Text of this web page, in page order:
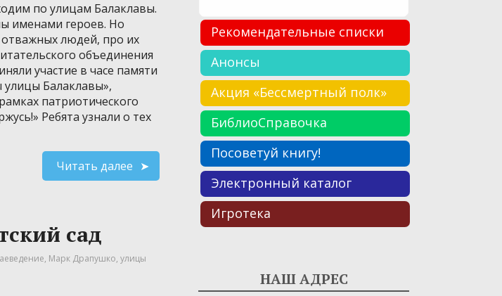
по улицам Балаклавы.
именами героев. Но
людей, про их
объединения
участие в часе памяти
Балаклавы»,
патриотического
Ребята узнали о тех
Читать далее
сад
, Марк Драпушко, улицы
Рекомендательные списки
Анонсы
Акция «Бессмертный полк»
БиблиоСправочка
Посоветуй книгу!
Электронный каталог
Игротека
НАШ АДРЕС